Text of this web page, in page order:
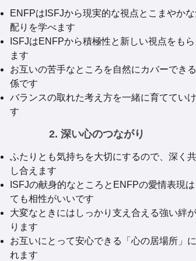
ENFPはISFJから現実的な視点とこまやか
配りを学べます
ISFJはENFPから積極性と新しい視点をもら
ます
お互いの苦手なところを自然にカバーでき
係です
バランスの取れた考え方を一緒に育てていけ
す
2. 深い心のつながり
ふたりとも気持ちを大切にするので、深く
し合えます
ISFJの献身的なところとENFPの愛情表現は
ても相性がいいです
大変なときにはしっかり支え合える強い絆
ります
お互いにとって安心できる「心の居場所」
れます